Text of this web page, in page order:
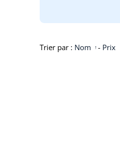
Trier par : Nom - Prix